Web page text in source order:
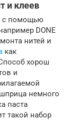
и клеев
с помощью
DONE
нитей и
как
хорош
и
немного
паста
такой набор